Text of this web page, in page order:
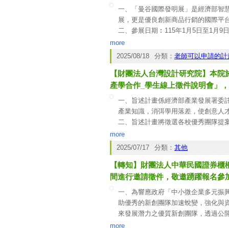
(五)報名方式：即日起至
https://
一、「曼谷國際發明展」是經濟部智
展，更是優良創新商品行銷的國際平
二、參展日期︰115年1月5日至1月9
三、參展地點︰曼谷國際貿易展覽中
四、聯絡方式︰
more
2025/08/18
分類： 老師可以申請的計
【財團法人台灣設計研究院】本
產學合作_學生線上徵件說明會」
一、旨述計畫係經濟部產業發展署委
產業知識，消弭學用落差，使創意人
二、旨述計畫將徵選各校優秀團隊提
三、為使學生掌握本屆計畫內容與出
方式、時程規劃及獎助資訊。
more
2025/07/17
分類： 其他
【轉知】財團法人中華民國證券
間進行邀請徵件，敬邀踴躍報名參
一、為響應政府「中小微企業多元振
助優秀的新創團隊加速蛻變，強化與
來發展潛力之優質新創團隊，透過公
同邁向更健全的公司體質與發展潛力
more